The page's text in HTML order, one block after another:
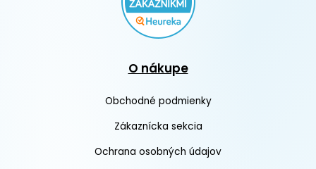
O nákupe
Obchodné podmienky
Zákaznícka sekcia
Ochrana osobných údajov